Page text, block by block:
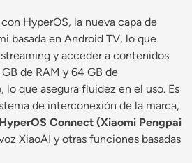
HyperOS, la nueva capa de
basada en Android TV, lo que
y acceder a contenidos
de RAM y 64 GB de
que asegura fluidez en el uso. Es
de interconexión de la marca,
Connect (Xiaomi Pengpai
XiaoAI y otras funciones basadas